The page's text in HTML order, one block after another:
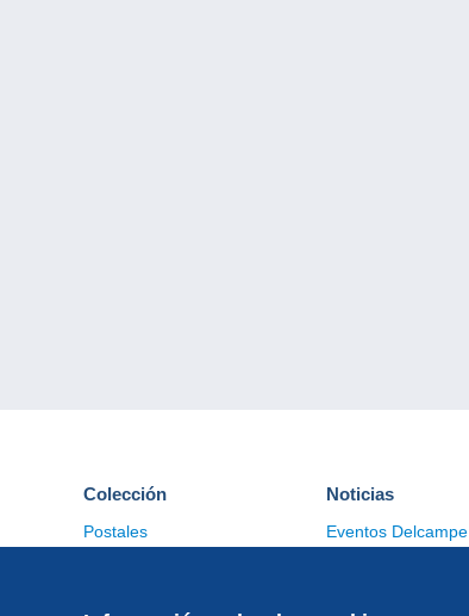
Colección
Postales
Noticias
Eventos Delcampe